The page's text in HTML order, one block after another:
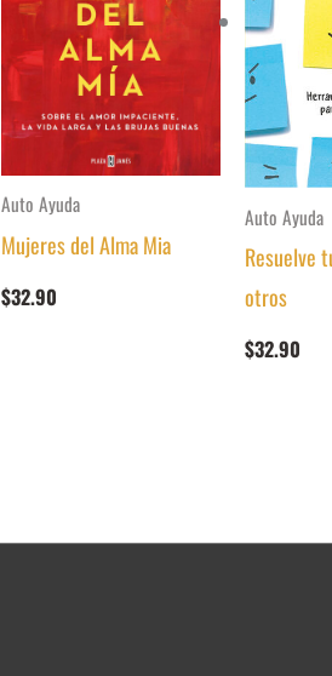
Auto Ayuda
Mujeres del Alma Mia
$32.90
Auto Ayuda
Resuelve
otros
$32.90